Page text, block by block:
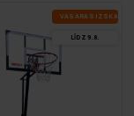
VA­SA­RAS IZ­SKA­ŅA
LĪDZ 9.8.